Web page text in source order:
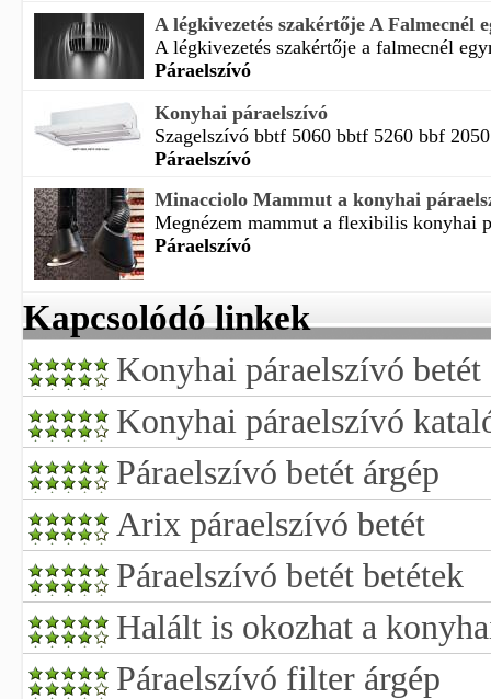
A légkivezetés szakértője A Falmecnél
A légkivezetés szakértője a falmecnél
Páraelszívó
Konyhai páraelszívó
Szagelszívó bbtf 5060 bbtf 5260 bbf
Páraelszívó
Minacciolo Mammut a konyhai
Megnézem mammut a flexibilis konyhai
Páraelszívó
Kapcsolódó linkek
Konyhai páraelszívó betét
Konyhai páraelszívó
Páraelszívó betét árgép
Arix páraelszívó betét
Páraelszívó betét betétek
Halált is okozhat a
Páraelszívó filter árgép